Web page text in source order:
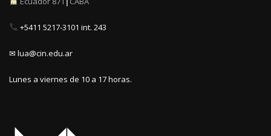
+5411 5217-3101 int. 243
✉ lua@cin.edu.ar
Lunes a viernes de 10 a 17 horas.